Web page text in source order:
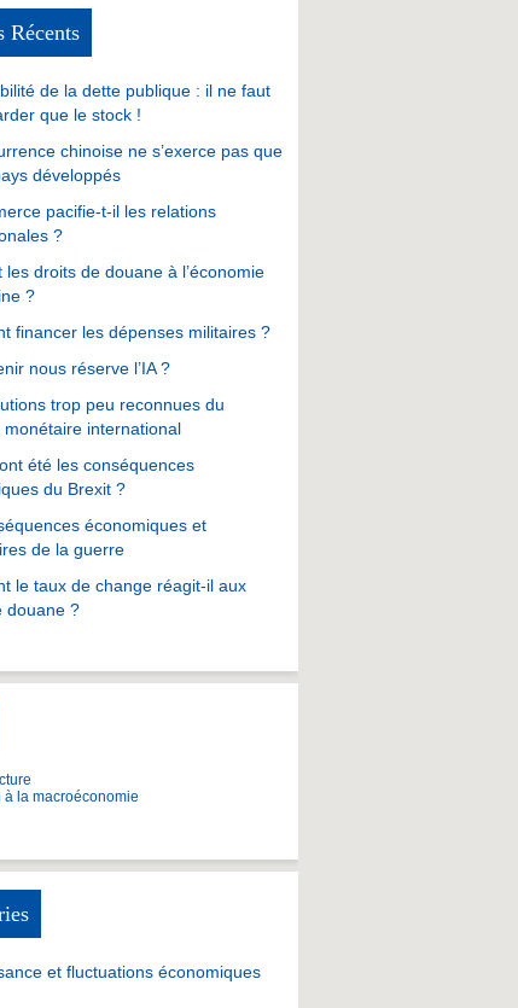
Récents
de la dette publique : il ne faut
que le stock !
chinoise ne s’exerce pas que
développés
pacifie-t-il les relations
?
les droits de douane à l’économie
?
financer les dépenses militaires ?
nous réserve l’IA ?
trop peu reconnues du
monétaire international
été les conséquences
du Brexit ?
économiques et
de la guerre
le taux de change réagit-il aux
douane ?
à la macroéconomie
et fluctuations économiques